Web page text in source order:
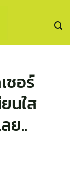
ซอร์
นใส
ย..